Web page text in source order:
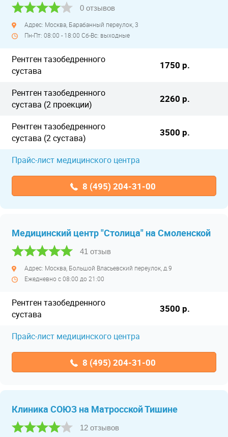
0 отзывов
Адрес: Москва, Барабанный переулок, 3
Пн-Пт: 08:00 - 18:00 Сб-Вс: выходные
Рентген тазобедренного
сустава
1750 р.
Рентген тазобедренного
сустава (2 проекции)
2260 р.
Рентген тазобедренного
сустава (2 сустава)
3500 р.
Прайс-лист медицинского центра
8 (495) 204-31-00
Медицинский центр "Столица" на Смоленской
41 отзыв
Адрес: Москва, Большой Власьевский переулок, д.9
Ежедневно с 08:00 до 21:00
Рентген тазобедренного
сустава
3500 р.
Прайс-лист медицинского центра
8 (495) 204-31-00
Клиника СОЮЗ на Матросской Тишине
12 отзывов